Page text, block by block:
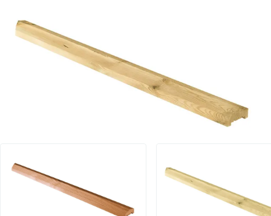
Type
Azalp artikelcode
8715357004787